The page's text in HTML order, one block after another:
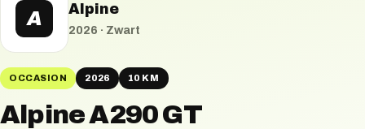
A Alpine
2026 · Zwart
OCCASION 2026 10 KM
Alpine A290 GT